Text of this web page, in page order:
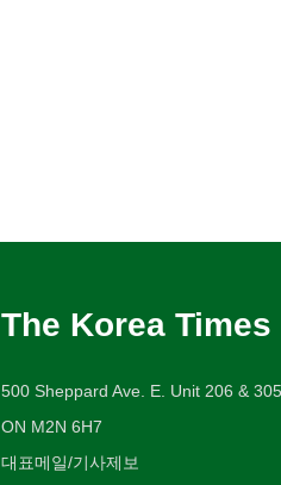
The Korea
500 Sheppard Ave. E. Unit 206 &
ON M2N 6H7
대표메일/기사제보